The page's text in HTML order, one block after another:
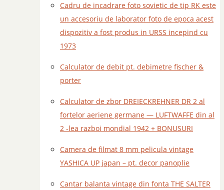
Cadru de incadrare foto sovietic de tip RK este
un accesoriu de laborator foto de epoca acest
dispozitiv a fost produs in URSS incepind cu
1973
Calculator de debit pt. debimetre fischer &
porter
Calculator de zbor DREIECKREHNER DR 2 al
fortelor aeriene germane — LUFTWAFFE din al
2 -lea razboi mondial 1942 + BONUSURI
Camera de filmat 8 mm pelicula vintage
YASHICA UP japan – pt. decor panoplie
Cantar balanta vintage din fonta THE SALTER